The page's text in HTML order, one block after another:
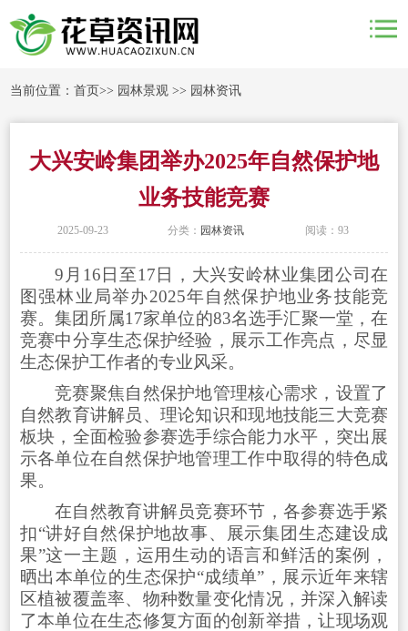
当前位置：首页>> 园林景观 >> 园林资讯
大兴安岭集团举办2025年自然保护地
业务技能竞赛
2025-09-23 分类： 园林资讯 阅读：93
9月16日至17日，大兴安岭林业集团公司在
图强林业局举办2025年自然保护地业务技能竞
赛。集团所属17家单位的83名选手汇聚一堂，在
竞赛中分享生态保护经验，展示工作亮点，尽显
生态保护工作者的专业风采。
竞赛聚焦自然保护地管理核心需求，设置了
自然教育讲解员、理论知识和现地技能三大竞赛
板块，全面检验参赛选手综合能力水平，突出展
示各单位在自然保护地管理工作中取得的特色成
果。
在自然教育讲解员竞赛环节，各参赛选手紧
扣“讲好自然保护地故事、展示集团生态建设成
果”这一主题，运用生动的语言和鲜活的案例，
晒出本单位的生态保护“成绩单”，展示近年来辖
区植被覆盖率、物种数量变化情况，并深入解读
了本单位在生态修复方面的创新举措，让现场观